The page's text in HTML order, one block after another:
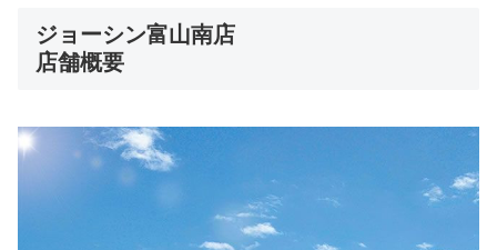
ジョーシン富山南店
店舗概要